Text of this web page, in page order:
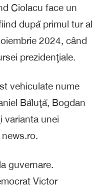
Ciolacu face un
după primul tur al
2024, când
prezidenţiale.
vehiculate nume
Băluţă, Bogdan
varianta unei
guvernare.
Victor